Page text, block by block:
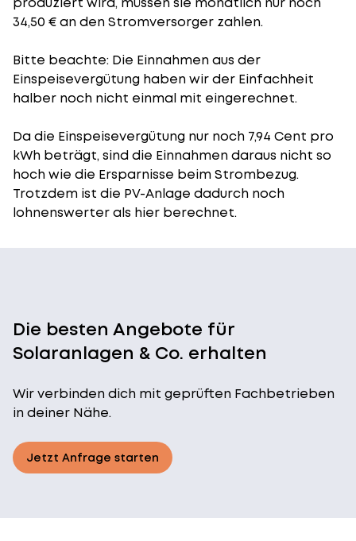
34,50 € an den Stromversorger zahlen.
Bitte beachte: Die Einnahmen aus der
Einspeisevergütung haben wir der Einfachheit
halber noch nicht einmal mit eingerechnet.
Da die Einspeisevergütung nur noch 7,94 Cent pro
kWh beträgt, sind die Einnahmen daraus nicht so
hoch wie die Ersparnisse beim Strombezug.
Trotzdem ist die PV-Anlage dadurch noch
lohnenswerter als hier berechnet.
Die besten Angebote für
Solaranlagen & Co. erhalten
Wir verbinden dich mit geprüften Fachbetrieben
in deiner Nähe.
Jetzt Anfrage starten